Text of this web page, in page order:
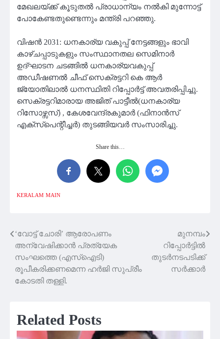
മേഖലയ്ക്ക് കൂടുതൽ പ്രാധാന്യം നൽകി മുന്നോട്ട്
പോകേണ്ടതുണ്ടെന്നും മന്ത്രി പറഞ്ഞു.
വിഷൻ 2031: ധനകാര്യ വകുപ്പ് നേട്ടങ്ങളും ഭാവി
കാഴ്ചപ്പാടുകളും സംസ്ഥാനതല സെമിനാർ
ഉദ്ഘാടന ചടങ്ങിൽ ധനകാര്യവകുപ്പ്
അഡീഷണൽ ചീഫ് സെക്രട്ടറി കെ ആർ
ജ്യോതിലാൽ ധനസ്ഥിതി റിപ്പോർട്ട്‌ അവതരിപ്പിച്ചു.
സെക്രട്ടറിമാരായ അജിത് പാട്ടീൽ(ധനകാര്യ
റിസോഴ്സസ്) , കേശവേന്ദ്രകുമാർ (ഫിനാൻസ്
എക്സ്പെന്റീച്ചർ) തുടങ്ങിയവർ സംസാരിച്ചു.
Share this…
KERALAM MAIN
Post
navigation
‘വോട്ട് ചോരി’ ആരോപണം
അന്വേഷിക്കാൻ പ്രത്യേക
സംഘത്തെ (എസ്ഐടി)
രൂപീകരിക്കണമെന്ന ഹർജി സുപ്രീം
കോടതി തള്ളി.
മുനമ്പം
റിപ്പോർട്ടിൽ
തുടർനടപടിക്ക്
സർക്കാർ
Related Posts